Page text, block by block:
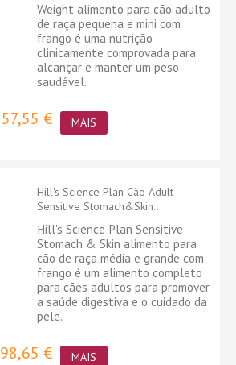
Weight alimento para cão adulto
de raça pequena e mini com
frango é uma nutrição
clinicamente comprovada para
alcançar e manter um peso
saudável.
57,55 € MAIS
Hill's Science Plan Cão Adult
Sensitive Stomach&Skin...
Hill's Science Plan Sensitive
Stomach & Skin alimento para
cão de raça média e grande com
frango é um alimento completo
para cães adultos para promover
a saúde digestiva e o cuidado da
pele.
98,65 € MAIS